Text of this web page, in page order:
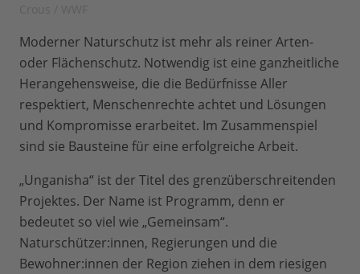
Moderner Naturschutz ist mehr als reiner Arten-
oder Flächenschutz. Notwendig ist eine ganzheitliche
Herangehensweise, die die Bedürfnisse Aller
respektiert, Menschenrechte achtet und Lösungen
und Kompromisse erarbeitet. Im Zusammenspiel
sind sie Bausteine für eine erfolgreiche Arbeit.
„Unganisha“ ist der Titel des grenzüberschreitenden
Projektes. Der Name ist Programm, denn er
bedeutet so viel wie „Gemeinsam“.
Naturschützer:innen, Regierungen und die
Bewohner:innen der Region ziehen in dem riesigen